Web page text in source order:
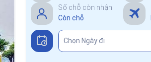
Số chỗ còn nhận
Còn chỗ